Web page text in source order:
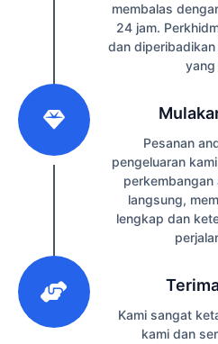
membalas
24 jam.
dan
yang
Pesanan
pengeluaran
perkembangan
langsung,
lengkap dan
Kami sangat
kami dan